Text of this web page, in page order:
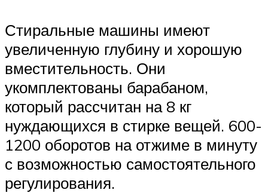
Стиральные машины имеют
увеличенную глубину и хорошую
вместительность. Они
укомплектованы барабаном,
который рассчитан на 8 кг
нуждающихся в стирке вещей. 600-
1200 оборотов на отжиме в минуту
с возможностью самостоятельного
регулирования.